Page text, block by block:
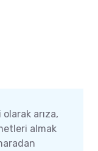
arıza,
almak